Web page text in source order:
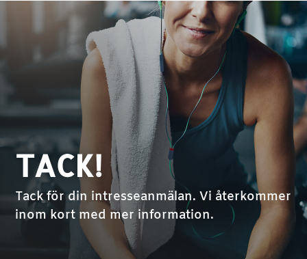
TACK!
Tack för din intresseanmälan. Vi återkommer
inom kort med mer information.